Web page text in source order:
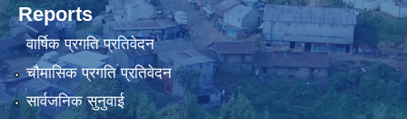
Reports
वार्षिक प्रगति प्रतिवेदन
चौमासिक प्रगति प्रतिवेदन
सार्वजनिक सुनुवाई